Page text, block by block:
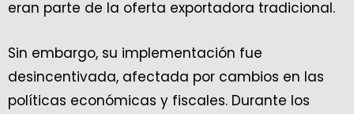
eran parte de la oferta exportadora tradicional.
Sin embargo, su implementación fue
desincentivada, afectada por cambios en las
políticas económicas y fiscales. Durante los